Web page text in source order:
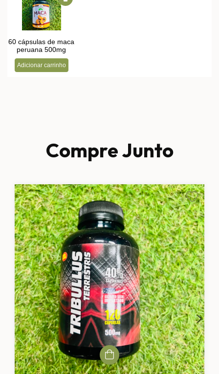
Compre Junto